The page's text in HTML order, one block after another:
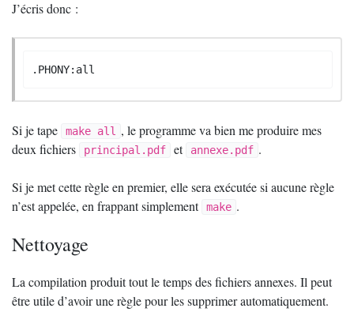
J’écris donc :
.PHONY:all
Si je tape make all
, le programme va bien me produire mes
deux fichiers
principal.pdf et annexe.pdf .
Si je met cette règle en premier, elle sera exécutée si aucune règle
n’est appelée, en frappant simplement make .
Nettoyage
La compilation produit tout le temps des fichiers annexes. Il peut
être utile d’avoir une règle pour les supprimer automatiquement.